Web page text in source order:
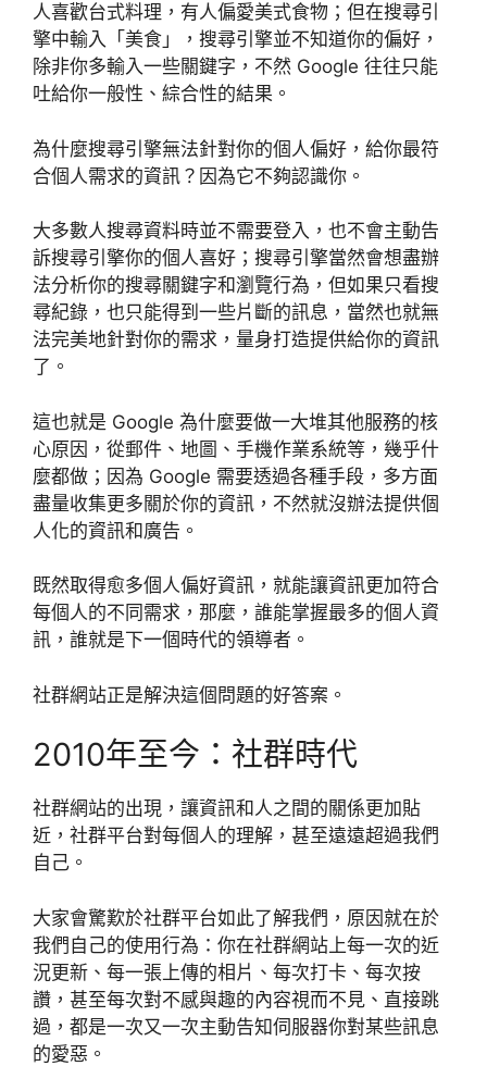
人喜歡台式料理，有人偏愛美式食物；但在搜尋引
擎中輸入「美食」，搜尋引擎並不知道你的偏好，
除非你多輸入一些關鍵字，不然 Google 往往只能
吐給你一般性、綜合性的結果。
為什麼搜尋引擎無法針對你的個人偏好，給你最符
合個人需求的資訊？因為它不夠認識你。
大多數人搜尋資料時並不需要登入，也不會主動告
訴搜尋引擎你的個人喜好；搜尋引擎當然會想盡辦
法分析你的搜尋關鍵字和瀏覽行為，但如果只看搜
尋紀錄，也只能得到一些片斷的訊息，當然也就無
法完美地針對你的需求，量身打造提供給你的資訊
了。
這也就是 Google 為什麼要做一大堆其他服務的核
心原因，從郵件、地圖、手機作業系統等，幾乎什
麼都做；因為 Google 需要透過各種手段，多方面
盡量收集更多關於你的資訊，不然就沒辦法提供個
人化的資訊和廣告。
既然取得愈多個人偏好資訊，就能讓資訊更加符合
每個人的不同需求，那麼，誰能掌握最多的個人資
訊，誰就是下一個時代的領導者。
社群網站正是解決這個問題的好答案。
2010年至今：社群時代
社群網站的出現，讓資訊和人之間的關係更加貼
近，社群平台對每個人的理解，甚至遠遠超過我們
自己。
大家會驚歎於社群平台如此了解我們，原因就在於
我們自己的使用行為：你在社群網站上每一次的近
況更新、每一張上傳的相片、每次打卡、每次按
讚，甚至每次對不感與趣的內容視而不見、直接跳
過，都是一次又一次主動告知伺服器你對某些訊息
的愛惡。